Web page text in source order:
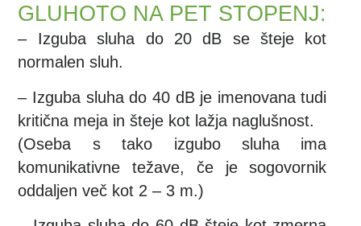
GLUHOTO NA PET STOPENJ:
– Izguba sluha do 20 dB se šteje kot
normalen sluh.
– Izguba sluha do 40 dB je imenovana tudi
kritična meja in šteje kot lažja naglušnost.
(Oseba s tako izgubo sluha ima
komunikativne težave, če je sogovornik
oddaljen več kot 2 – 3 m.)